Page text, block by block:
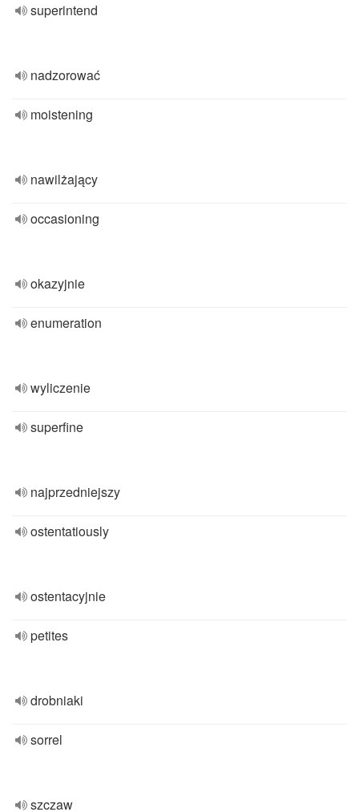
superintend
nadzorować
moistening
nawilżający
occasioning
okazyjnie
enumeration
wyliczenie
superfine
najprzedniejszy
ostentatiously
ostentacyjnie
petites
drobniaki
sorrel
szczaw